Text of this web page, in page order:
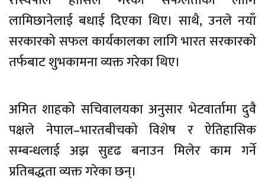
लामिछानेलाई बधाई दिएका थिए। साथै, उनले नयाँ
सरकारको सफल कार्यकालका लागि भारत सरकारको
तर्फबाट शुभकामना व्यक्त गरेका थिए।
अमित शाहको सचिवालयका अनुसार भेटवार्तामा दुवै
पक्षले नेपाल–भारतबीचको विशेष र ऐतिहासिक
सम्बन्धलाई अझ सुदृढ बनाउन मिलेर काम गर्ने
प्रतिबद्धता व्यक्त गरेका छन्।